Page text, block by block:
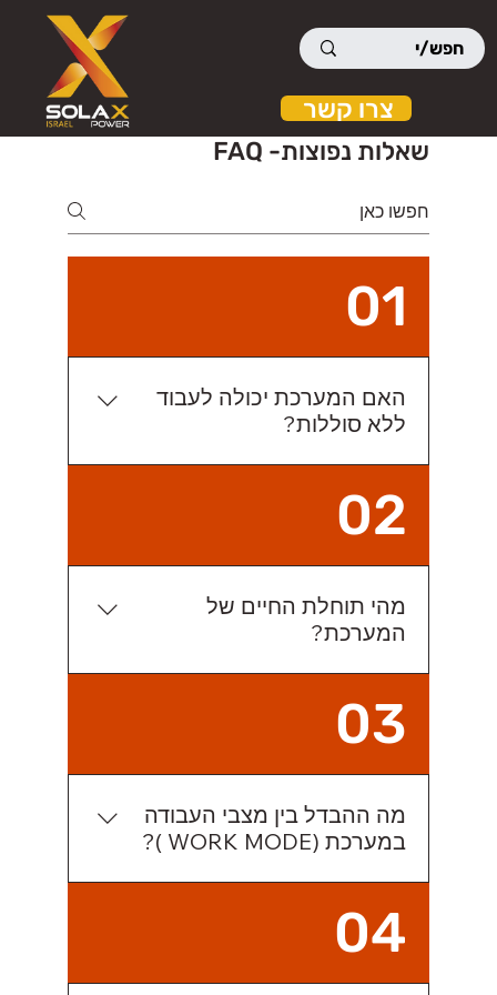
צרו קשר
שאלות נפוצות- FAQ
01
האם המערכת יכולה לעבוד
ללא סוללות?
לכן אנו ממליצים להוסיף למערכת אגירה
סוללות ובכך לקבל מערכת שלמה שמגבה
את יכולותיה בכל מצב.
02
מהי תוחלת החיים של
המערכת?
שנים.
03
מה ההבדל בין מצבי העבודה
במערכת (WORK MODE )?
העצמי אל מול המכירה לרשת , במצב זה ,
המערכת תדאג קודם כל לסוללות בטעינה
ל 100% , לאחר מכן לשימוש הביתי ורק אם
04